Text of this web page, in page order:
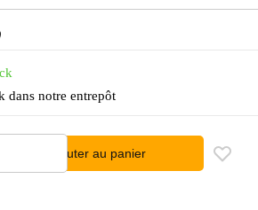
dans notre entrepôt
Ajouter au panier